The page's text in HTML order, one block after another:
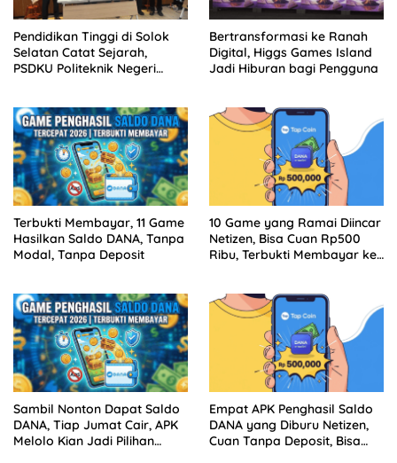
Pendidikan Tinggi di Solok
Selatan Catat Sejarah,
PSDKU Politeknik Negeri
Bertransformasi ke Ranah
Digital, Higgs Games Island
Jadi Hiburan bagi Pengguna
Terbukti Membayar, 11 Game
Hasilkan Saldo DANA, Tanpa
Modal, Tanpa Deposit
10 Game yang Ramai Diincar
Netizen, Bisa Cuan Rp500
Ribu, Terbukti Membayar ke
Sambil Nonton Dapat Saldo
DANA, Tiap Jumat Cair, APK
Melolo Kian Jadi Pilihan
Empat APK Penghasil Saldo
DANA yang Diburu Netizen,
Cuan Tanpa Deposit, Bisa